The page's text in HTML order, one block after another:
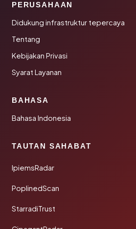
PERUSAHAAN
Didukung infrastruktur tepercaya
Tentang
Kebijakan Privasi
Syarat Layanan
BAHASA
Bahasa Indonesia
TAUTAN SAHABAT
IpiemsRadar
PoplinedScan
StarradiTrust